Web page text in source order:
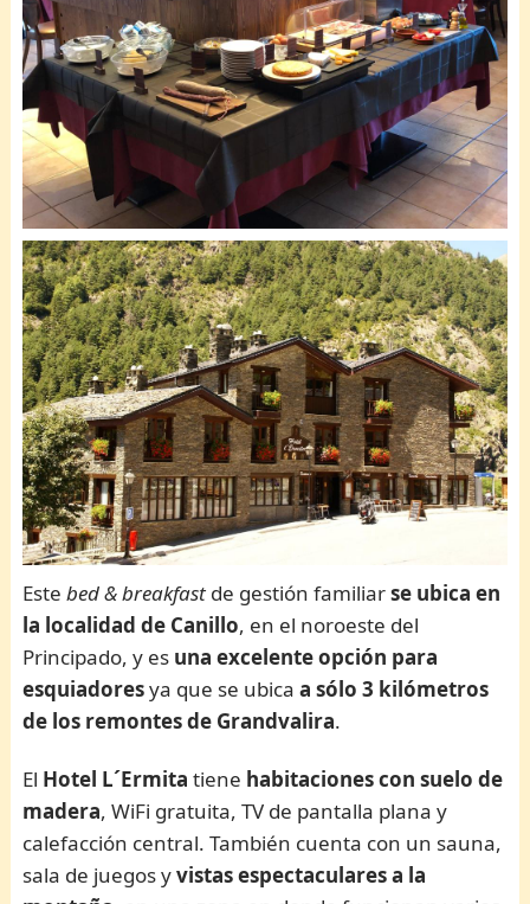
Estebed & breakfast de gestión familiarse ubica en
la localidad de Canillo, en el noroeste del
Principado, y es una excelente opción para
esquiadoresya que se ubicaa sólo 3 kilómetros
de los remontes de Grandvalira.
El Hotel L´Ermita tiene habitaciones con suelo de
madera, WiFi gratuita, TV de pantalla plana y
calefacción central. También cuenta con un sauna,
sala de juegos yvistas espectaculares a la